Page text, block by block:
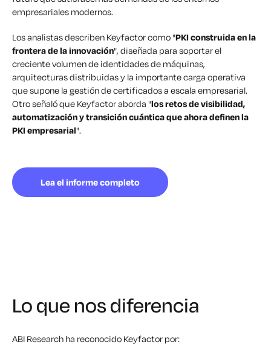
empresariales modernos.
Los analistas describen Keyfactor como "PKI construida en la
frontera de la innovación", diseñada para soportar el
creciente volumen de identidades de máquinas,
arquitecturas distribuidas y la importante carga operativa
que supone la gestión de certificados a escala empresarial.
Otro señaló que Keyfactor aborda "los retos de visibilidad,
automatización y transición cuántica que ahora definen la
PKI empresarial".
Lea el informe completo
Lo que nos diferencia
ABI Research ha reconocido Keyfactor por: